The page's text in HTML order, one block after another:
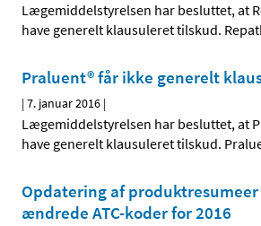
Lægemiddelstyrelsen har besluttet, at
have generelt klausuleret tilskud.
Praluent® får ikke generelt
|7. januar 2016 |
Lægemiddelstyrelsen har besluttet, at
have generelt klausuleret tilskud.
Opdatering af
ændrede ATC-koder for 2016